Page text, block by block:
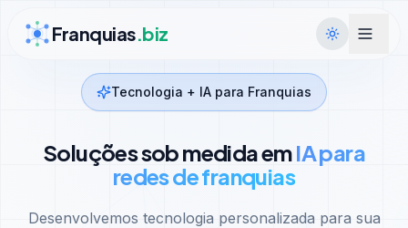
Franquias.biz
Tecnologia + IA para Franquias
Soluções sob medida emIA para
redes de franquias
Desenvolvemos tecnologia personalizada para sua